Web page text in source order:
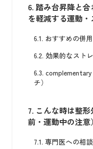
6. 踏み台昇降と
を軽減する運動
6.1. おすすめの併
6.2. 効果的なスト
6.3.
チ）
7. こんな時は整
前・運動中の注意）
7.1. 専門医への相